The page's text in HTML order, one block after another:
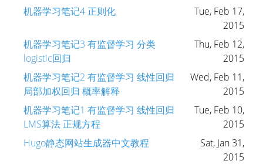
机器学习笔记4 正则化
Tue, Feb 17,
2015
机器学习笔记3 有监督学习 分类
logistic回归
Thu, Feb 12,
2015
机器学习笔记2 有监督学习 线性回归
局部加权回归 概率解释
Wed, Feb 11,
2015
机器学习笔记1 有监督学习 线性回归
LMS算法 正规方程
Tue, Feb 10,
2015
Hugo静态网站生成器中文教程
Sat, Jan 31,
2015